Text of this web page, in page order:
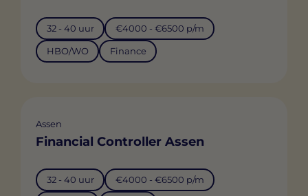
32 - 40 uur €4000 - €6500 p/m
HBO/WO Finance
Assen
Financial Controller Assen
32 - 40 uur €4000 - €6500 p/m